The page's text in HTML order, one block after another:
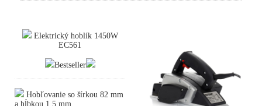
Elektrický hoblík 1450W
EC561
Bestseller
Hobľovanie so šírkou 82 mm
a hĺbkou 1,5 mm.